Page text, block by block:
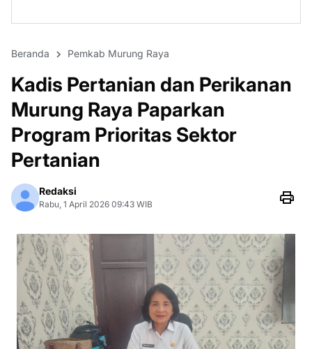
Beranda Pemkab Murung Raya
Kadis Pertanian dan Perikanan
Murung Raya Paparkan
Program Prioritas Sektor
Pertanian
Redaksi
Rabu, 1 April 2026 09:43 WIB